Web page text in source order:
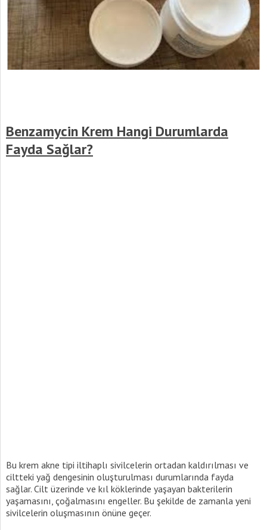
Benzamycin Krem Hangi Durumlarda
Fayda Sağlar?
Bu krem akne tipi iltihaplı sivilcelerin ortadan kaldırılması ve
ciltteki yağ dengesinin oluşturulması durumlarında fayda
sağlar. Cilt üzerinde ve kıl köklerinde yaşayan bakterilerin
yaşamasını, çoğalmasını engeller. Bu şekilde de zamanla yeni
sivilcelerin oluşmasının önüne geçer.